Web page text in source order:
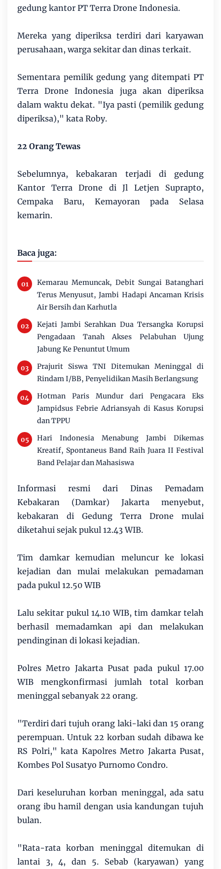
gedung kantor PT Terra Drone Indonesia.
Mereka yang diperiksa terdiri dari karyawan
perusahaan, warga sekitar dan dinas terkait.
Sementara pemilik gedung yang ditempati PT
Terra Drone Indonesia juga akan diperiksa
dalam waktu dekat. "Iya pasti (pemilik gedung
diperiksa)," kata Roby.
22 Orang Tewas
Sebelumnya, kebakaran terjadi di gedung
Kantor Terra Drone di Jl Letjen Suprapto,
Cempaka Baru, Kemayoran pada Selasa
kemarin.
Baca juga:
Kemarau Memuncak, Debit Sungai Batanghari
Terus Menyusut, Jambi Hadapi Ancaman Krisis
Air Bersih dan Karhutla
Kejati Jambi Serahkan Dua Tersangka Korupsi
Pengadaan Tanah Akses Pelabuhan Ujung
Jabung Ke Penuntut Umum
Prajurit Siswa TNI Ditemukan Meninggal di
Rindam I/BB, Penyelidikan Masih Berlangsung
Hotman Paris Mundur dari Pengacara Eks
Jampidsus Febrie Adriansyah di Kasus Korupsi
dan TPPU
Hari Indonesia Menabung Jambi Dikemas
Kreatif, Spontaneus Band Raih Juara II Festival
Band Pelajar dan Mahasiswa
Informasi resmi dari Dinas Pemadam
Kebakaran (Damkar) Jakarta menyebut,
kebakaran di Gedung Terra Drone mulai
diketahui sejak pukul 12.43 WIB.
Tim damkar kemudian meluncur ke lokasi
kejadian dan mulai melakukan pemadaman
pada pukul 12.50 WIB
Lalu sekitar pukul 14.10 WIB, tim damkar telah
berhasil memadamkan api dan melakukan
pendinginan di lokasi kejadian.
Polres Metro Jakarta Pusat pada pukul 17.00
WIB mengkonfirmasi jumlah total korban
meninggal sebanyak 22 orang.
"Terdiri dari tujuh orang laki-laki dan 15 orang
perempuan. Untuk 22 korban sudah dibawa ke
RS Polri," kata Kapolres Metro Jakarta Pusat,
Kombes Pol Susatyo Purnomo Condro.
Dari keseluruhan korban meninggal, ada satu
orang ibu hamil dengan usia kandungan tujuh
bulan.
"Rata-rata korban meninggal ditemukan di
lantai 3, 4, dan 5. Sebab (karyawan) yang